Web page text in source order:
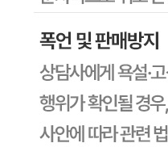
판매자명
문의번호
반품/교환
배송비
반품 배송비: 30,000원
교환 배송비: 30,000원
주의사항